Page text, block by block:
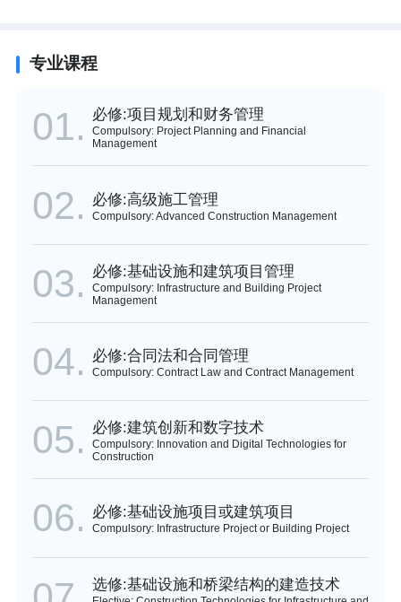
专业课程
01. 必修:项目规划和财务管理
Compulsory: Project Planning and Financial
Management
02. 必修:高级施工管理
Compulsory: Advanced Construction Management
03. 必修:基础设施和建筑项目管理
Compulsory: Infrastructure and Building Project
Management
04. 必修:合同法和合同管理
Compulsory: Contract Law and Contract Management
05. 必修:建筑创新和数字技术
Compulsory: Innovation and Digital Technologies for
Construction
06. 必修:基础设施项目或建筑项目
Compulsory: Infrastructure Project or Building Project
选修:基础设施和桥梁结构的建造技术